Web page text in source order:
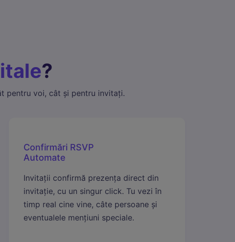
?
pentru voi, cât și pentru invitați.
Confirmări RSVP
Automate
Invitații confirmă prezența direct din
invitație, cu un singur click. Tu vezi în
timp real cine vine, câte persoane și
eventualele mențiuni speciale.